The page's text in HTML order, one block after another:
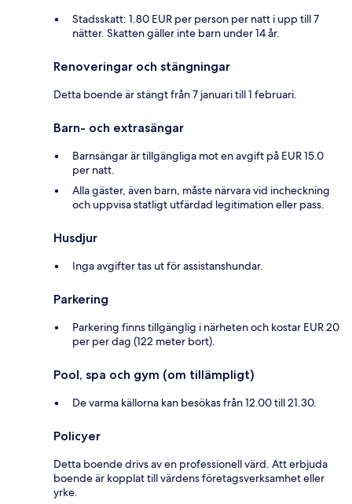
Stadsskatt: 1.80 EUR per person per natt i upp till 7
nätter. Skatten gäller inte barn under 14 år.
Renoveringar och stängningar
Detta boende är stängt från 7 januari till 1 februari.
Barn- och extrasängar
Barnsängar är tillgängliga mot en avgift på EUR 15.0
per natt.
Alla gäster, även barn, måste närvara vid incheckning
och uppvisa statligt utfärdad legitimation eller pass.
Husdjur
Inga avgifter tas ut för assistanshundar.
Parkering
Parkering finns tillgänglig i närheten och kostar EUR 20
per per dag (122 meter bort).
Pool, spa och gym (om tillämpligt)
De varma källorna kan besökas från 12.00 till 21.30.
Policyer
Detta boende drivs av en professionell värd. Att erbjuda
boende är kopplat till värdens företagsverksamhet eller
yrke.